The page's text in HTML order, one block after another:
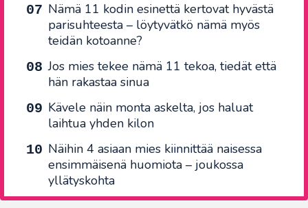
Nämä 11 kodin esinettä kertovat hyvästä
parisuhteesta – löytyvätkö nämä myös
teidän kotoanne?
Jos mies tekee nämä 11 tekoa, tiedät että
hän rakastaa sinua
Kävele näin monta askelta, jos haluat
laihtua yhden kilon
Näihin 4 asiaan mies kiinnittää naisessa
ensimmäisenä huomiota – joukossa
yllätyskohta